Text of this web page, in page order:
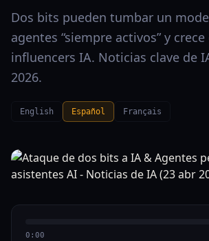
Dos bits pueden tumbar un
agentes “siempre activos” y
influencers IA. Noticias clave de
2026.
English Español Français
0:00